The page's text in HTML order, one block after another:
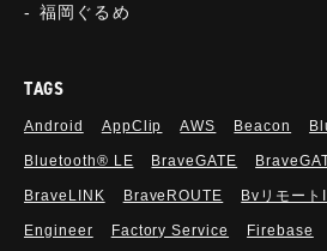
福岡ぐるめ
TAGS
Android AppClip AWS Beacon
Bluetooth®︎ LE BraveGATE
BraveLINK BraveROUTE Bvリモート
Engineer Factory Service Firebase